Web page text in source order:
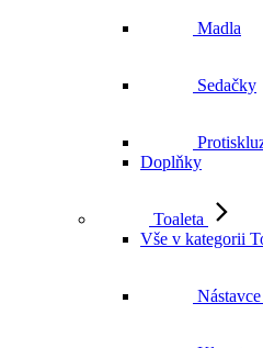
Madla
Sedačky
Doplňky
Toaleta
Vše v kategorii